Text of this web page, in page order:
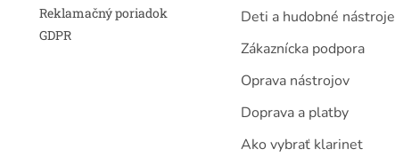
Reklamačný poriadok
GDPR
Deti a hudobné nástroje
Zákaznícka podpora
Oprava nástrojov
Doprava a platby
Ako vybrať klarinet